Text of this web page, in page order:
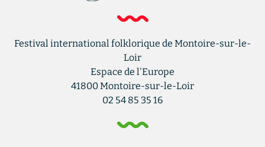
Festival international folklorique de Montoire-sur-le-
Loir
Espace de l'Europe
41800Montoire-sur-le-Loir
02 54 85 35 16